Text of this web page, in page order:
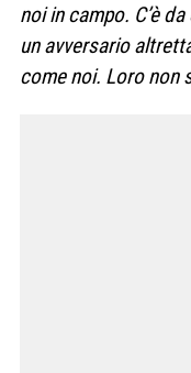
noi in campo. C’è
un avversario
come noi. Loro non